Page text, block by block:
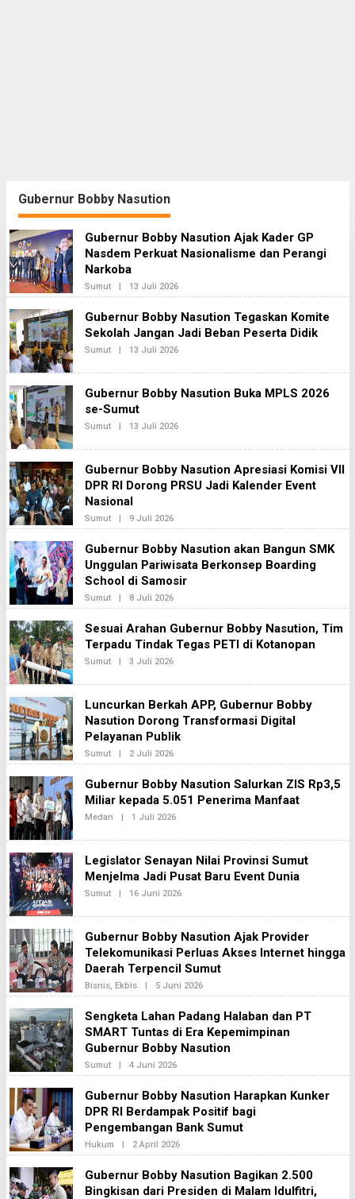
Gubernur Bobby Nasution
Gubernur Bobby Nasution Ajak Kader GP
Nasdem Perkuat Nasionalisme dan Perangi
Narkoba
Sumut | 13 Juli 2026O
L
H
R
D
K
S
Gubernur Bobby Nasution Tegaskan Komite
Sekolah Jangan Jadi Beban Peserta Didik
Sumut | 13 Juli 2026O
E
R
A
S
2
Gubernur Bobby Nasution Buka MPLS 2026
se-Sumut
Sumut | 13 Juli 2026O
E
R
E
D
S
Gubernur Bobby Nasution Apresiasi Komisi VII
DPR RI Dorong PRSU Jadi Kalender Event
Nasional
Sumut | 9 Juli 2026O
L
H
R
D
A
K
I
2
Gubernur Bobby Nasution akan Bangun SMK
Unggulan Pariwisata Berkonsep Boarding
School di Samosir
Sumut | 8 Juli 2026O
L
H
R
D
K
I
2
Sesuai Arahan Gubernur Bobby Nasution, Tim
Terpadu Tindak Tegas PETI di Kotanopan
Sumut | 3 Juli 2026O
E
R
E
D
A
S
2
Luncurkan Berkah APP, Gubernur Bobby
Nasution Dorong Transformasi Digital
Pelayanan Publik
Sumut | 2 Juli 2026O
L
H
R
D
K
I
2
Gubernur Bobby Nasution Salurkan ZIS Rp3,5
Miliar kepada 5.051 Penerima Manfaat
Medan | 1 Juli 2026O
E
R
E
D
A
S
2
Legislator Senayan Nilai Provinsi Sumut
Menjelma Jadi Pusat Baru Event Dunia
Sumut | 16 Juni 2026O
E
R
E
D
A
K
S
2
Gubernur Bobby Nasution Ajak Provider
Telekomunikasi Perluas Akses Internet hingga
Daerah Terpencil Sumut
Bisnis, Ekbis | 5 Juni 2026O
L
H
R
D
K
I
2
Sengketa Lahan Padang Halaban dan PT
SMART Tuntas di Era Kepemimpinan
Gubernur Bobby Nasution
Sumut | 4 Juni 2026O
L
H
R
E
D
A
K
I
2
Gubernur Bobby Nasution Harapkan Kunker
DPR RI Berdampak Positif bagi
Pengembangan Bank Sumut
Hukum | 2 April 2026O
L
H
R
Gubernur Bobby Nasution Bagikan 2.500
Bingkisan dari Presiden di Malam Idulfitri,